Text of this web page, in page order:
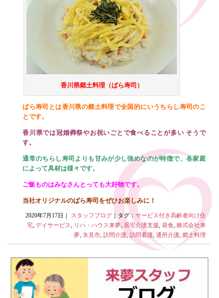
香川県郷土料理（ばら寿司）
ばら寿司とは香川県の郷土料理で全国的にいうちらし寿司のこ
とです。
香川県では冠婚葬祭やお祝いごとで食べることが多い そうで
す。
通常のちらし寿司よりも甘みが少し強めなのが特徴で、各家庭
によって具材は様々です。
ご飯ものはみなさんとっても大好物です。
当社オリジナルのばら寿司をぜひお楽しみに！
2020年7月17日｜ スタッフブログ｜タグ： サービス付き高齢者向け住
宅, デイサービス, リハ・ハウス来夢, 居宅介護支援, 昼食, 株式会社来
夢, 氷見市, 訪問介護, 訪問看護, 通所介護, 郷土料理